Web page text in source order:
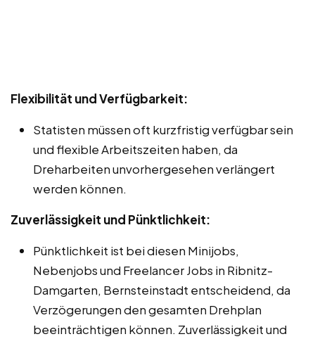
Flexibilität und Verfügbarkeit:
Statisten müssen oft kurzfristig verfügbar sein
und flexible Arbeitszeiten haben, da
Dreharbeiten unvorhergesehen verlängert
werden können.
Zuverlässigkeit und Pünktlichkeit:
Pünktlichkeit ist bei diesen Minijobs,
Nebenjobs und Freelancer Jobs in Ribnitz-
Damgarten, Bernsteinstadt entscheidend, da
Verzögerungen den gesamten Drehplan
beeinträchtigen können. Zuverlässigkeit und